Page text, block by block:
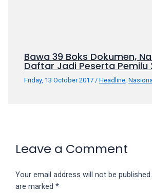
Bawa 39 Boks Dokumen,
Daftar Jadi Peserta Pemilu
Friday, 13 October 2017 /Headline ,Nasional
Leave a Comment
Your email address will not be published.
are marked*